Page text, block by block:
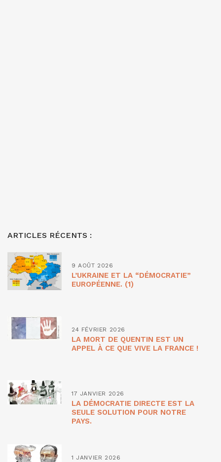
ARTICLES RÉCENTS :
9 AOÛT 2026
L’UKRAINE ET LA “DÉMOCRATIE”
EUROPÉENNE. (1)
24 FÉVRIER 2026
LA MORT DE QUENTIN EST UN
APPEL À CE QUE VIVE LA FRANCE !
17 JANVIER 2026
LA DÉMOCRATIE DIRECTE EST LA
SEULE SOLUTION POUR NOTRE
PAYS.
1 JANVIER 2026